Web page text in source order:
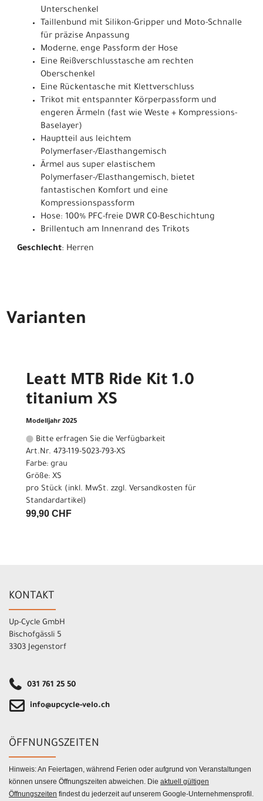
Unterschenkel
Taillenbund mit Silikon-Gripper und Moto-Schnalle
für präzise Anpassung
Moderne, enge Passform der Hose
Eine Reißverschlusstasche am rechten
Oberschenkel
Eine Rückentasche mit Klettverschluss
Trikot mit entspannter Körperpassform und
engeren Ärmeln (fast wie Weste + Kompressions-
Baselayer)
Hauptteil aus leichtem
Polymerfaser-/Elasthangemisch
Ärmel aus super elastischem
Polymerfaser-/Elasthangemisch, bietet
fantastischen Komfort und eine
Kompressionspassform
Hose: 100% PFC-freie DWR C0-Beschichtung
Brillentuch am Innenrand des Trikots
Geschlecht: Herren
Varianten
Leatt MTB Ride Kit 1.0
titanium XS
Modelljahr 2025
Bitte erfragen Sie die Verfügbarkeit
Art.Nr. 473-119-5023-793-XS
Farbe: grau
Größe: XS
pro Stück (inkl. MwSt. zzgl. Versandkosten für
Standardartikel)
99,90 CHF
KONTAKT
Up-Cycle GmbH
Bischofgässli 5
3303 Jegenstorf
031 761 25 50
info@upcycle-velo.ch
ÖFFNUNGSZEITEN
Hinweis: An Feiertagen, während Ferien oder aufgrund von Veranstaltungen
können unsere Öffnungszeiten abweichen. Die aktuell gültigen
Öffnungszeiten findest du jederzeit auf unserem Google-Unternehmensprofil.